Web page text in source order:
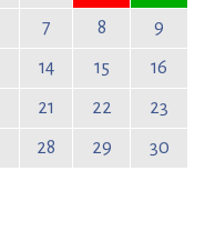
7 8
9
14 15
16
21 22
23
28 29
30